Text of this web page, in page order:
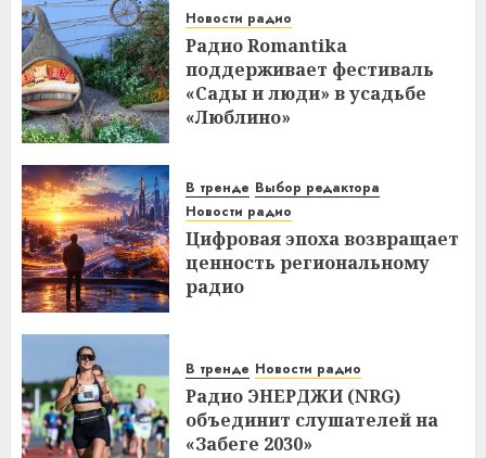
Новости радио
Радио Romantika
поддерживает фестиваль
«Сады и люди» в усадьбе
«Люблино»
В тренде Выбор редактора
Новости радио
Цифровая эпоха возвращает
ценность региональному
радио
В тренде Новости радио
Радио ЭНЕРДЖИ (NRG)
объединит слушателей на
«Забеге 2030»